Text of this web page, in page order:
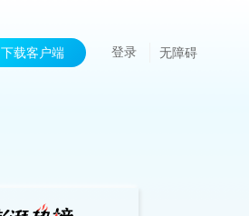
下载客户端 登录 无障碍